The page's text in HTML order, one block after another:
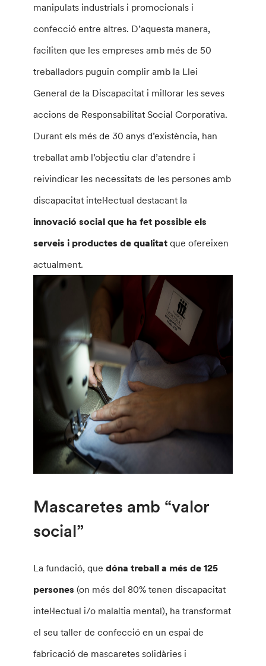
manipulats industrials i promocionals i
confecció entre altres. D’aquesta manera,
faciliten que les empreses amb més de 50
treballadors puguin complir amb la Llei
General de la Discapacitat i millorar les seves
accions de Responsabilitat Social Corporativa.
Durant els més de 30 anys d’existència, han
treballat amb l’objectiu clar d’atendre i
reivindicar les necessitats de les persones amb
discapacitat intel·lectual destacant la
innovació social que ha fet possible els
serveis i productes de qualitat que ofereixen
actualment.
Mascaretes amb “valor
social”
La fundació, quedóna treball a més de 125
persones(on més del 80% tenen discapacitat
intel·lectual i/o malaltia mental), ha transformat
el seu taller de confecció en un espai de
fabricació de mascaretes solidàries i